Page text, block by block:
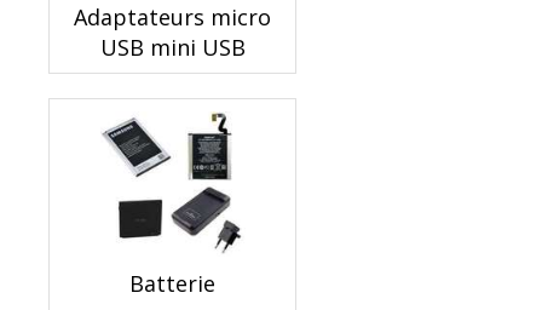
Adaptateurs micro
USB mini USB
Batterie